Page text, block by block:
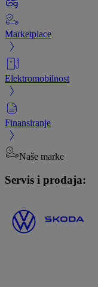
Marketplace
Elektromobilnost
Finansiranje
Naše marke
Servis i prodaja: